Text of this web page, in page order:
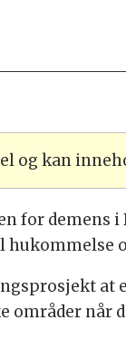
og kan
for demens
hukommelse
områder når